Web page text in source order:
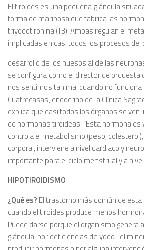
El tiroides es una pequeña glándula
forma de mariposa que fabrica las
triyodotironina (T3). Ambas regulan el
implicadas en casi todos los procesos del
desarrollo de los huesos al de las
se configura como el director de orquesta
nos sentimos tan mal cuando no funciona
Cuatrecasas, endocrino de la Clínica
explica que casi todos los órganos se ven
de hormonas tiroideas. “Esta hormona es
controla el metabolismo (peso,
corporal, interviene a nivel cardiaco y
importante para el ciclo menstrual y a
HIPOTIROIDISMO
¿Qué es? EI trastorno más común de esta
cuando el tiroides produce menos
Puede darse porque el organismo
glándula, por deficiencias de yodo -el